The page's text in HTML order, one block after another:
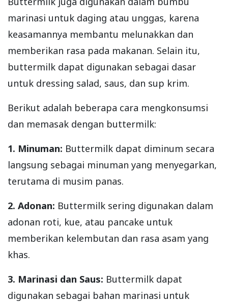
marinasi untuk daging atau unggas, karena
keasamannya membantu melunakkan dan
memberikan rasa pada makanan. Selain itu,
buttermilk dapat digunakan sebagai dasar
untuk dressing salad, saus, dan sup krim.
Berikut adalah beberapa cara mengkonsumsi
dan memasak dengan buttermilk:
1. Minuman: Buttermilk dapat diminum secara
langsung sebagai minuman yang menyegarkan,
terutama di musim panas.
2. Adonan: Buttermilk sering digunakan dalam
adonan roti, kue, atau pancake untuk
memberikan kelembutan dan rasa asam yang
khas.
3. Marinasi dan Saus: Buttermilk dapat
digunakan sebagai bahan marinasi untuk